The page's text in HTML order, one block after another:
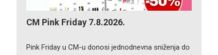
CM Pink Friday 7.8.2026.
Pink Friday u CM-u donosi jednodnevna sniženja do